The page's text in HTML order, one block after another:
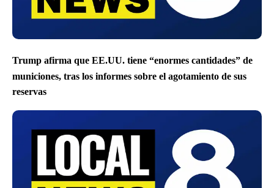
Trump afirma que EE.UU. tiene “enormes cantidades” de
municiones, tras los informes sobre el agotamiento de sus
reservas